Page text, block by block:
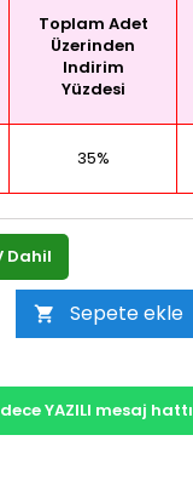
Toplam Adet
Üzerinden
Indirim
Yüzdesi
35%
Dahil
 Sepete ekle
YAZILI mesaj hattı